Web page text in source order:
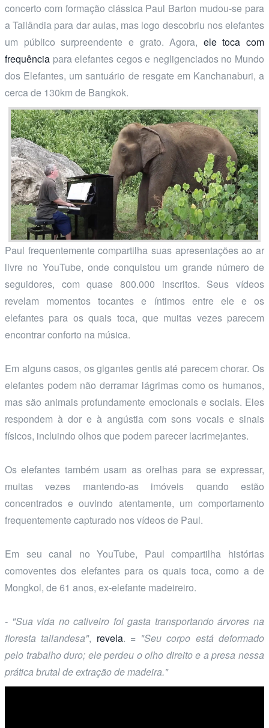
concerto com formação clássica Paul Barton mudou-se para
a Tailândia para dar aulas, mas logo descobriu nos elefantes
um público surpreendente e grato. Agora, ele toca com
frequência para elefantes cegos e negligenciados no Mundo
dos Elefantes, um santuário de resgate em Kanchanaburi, a
cerca de 130km de Bangkok.
Paul frequentemente compartilha suas apresentações ao ar
livre no YouTube, onde conquistou um grande número de
seguidores, com quase 800.000 inscritos. Seus vídeos
revelam momentos tocantes e íntimos entre ele e os
elefantes para os quais toca, que muitas vezes parecem
encontrar conforto na música.
Em alguns casos, os gigantes gentis até parecem chorar. Os
elefantes podem não derramar lágrimas como os humanos,
mas são animais profundamente emocionais e sociais. Eles
respondem à dor e à angústia com sons vocais e sinais
físicos, incluindo olhos que podem parecer lacrimejantes.
Os elefantes também usam as orelhas para se expressar,
muitas vezes mantendo-as imóveis quando estão
concentrados e ouvindo atentamente, um comportamento
frequentemente capturado nos vídeos de Paul.
Em seu canal no YouTube, Paul compartilha histórias
comoventes dos elefantes para os quais toca, como a de
Mongkol, de 61 anos, ex-elefante madeireiro.
- "Sua vida no cativeiro foi gasta transportando árvores na
floresta tailandesa", revela. = "Seu corpo está deformado
pelo trabalho duro; ele perdeu o olho direito e a presa nessa
prática brutal de extração de madeira."